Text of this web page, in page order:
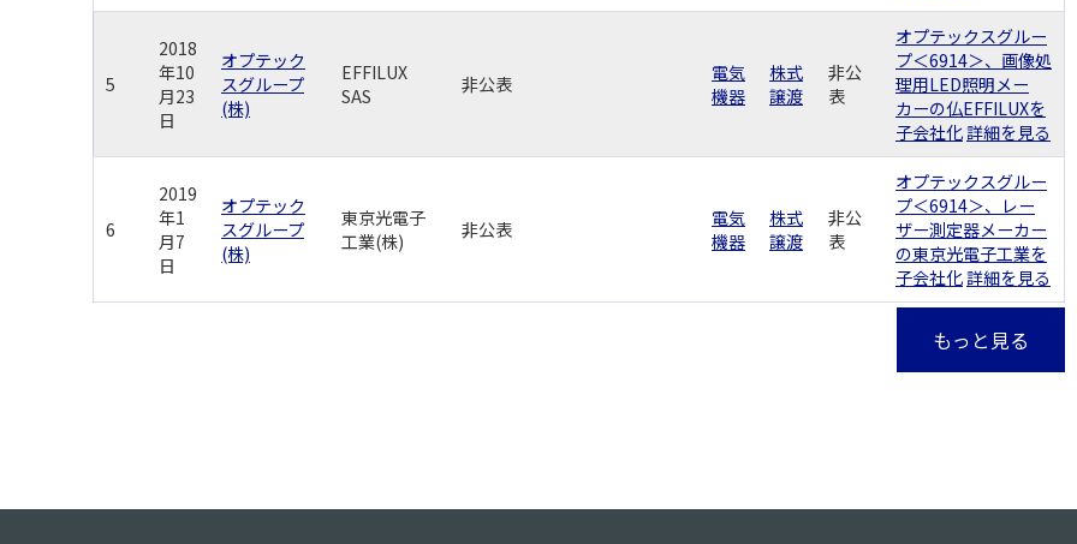
5
2018
年10
月23
日
オプテック
スグループ
(株)
EFFILUX
SAS
非公表
電気
機器
株式
譲渡
非公
表
オプテックスグルー
プ＜6914＞、画像処
理用LED照明メー
カーの仏EFFILUXを
子会社化詳細を見る
6
2019
年1
月7
日
オプテック
スグループ
(株)
東京光電子
工業(株)
非公表
電気
機器
株式
譲渡
非公
表
オプテックスグルー
プ＜6914＞、レー
ザー測定器メーカー
の東京光電子工業を
子会社化詳細を見る
もっと見る